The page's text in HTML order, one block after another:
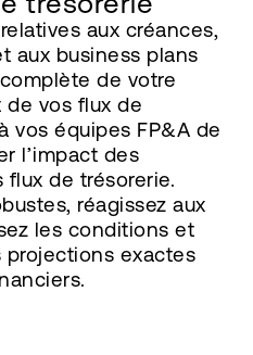
aux créances,
aux business plans
de votre
vos flux de
vos équipes FP&A de
l’impact des
flux de trésorerie.
réagissez aux
les conditions et
projections exactes